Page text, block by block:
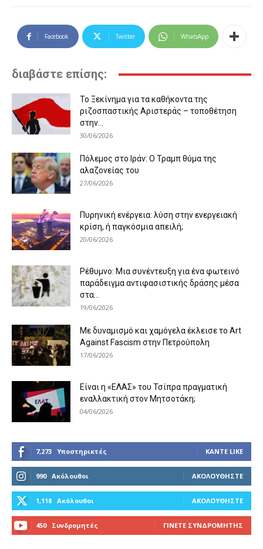
Facebook Twitter WhatsApp
διαβάστε επίσης:
Το Ξεκίνημα για τα καθήκοντα της
ριζοσπαστικής Αριστεράς – τοποθέτηση
στην...
30/06/2026
Πόλεμος στο Ιράν: Ο Τραμπ θύμα της
αλαζονείας του
27/06/2026
Πυρηνική ενέργεια: λύση στην ενεργειακή
κρίση, ή παγκόσμια απειλή;
20/06/2026
Ρέθυμνο: Μια συνέντευξη για ένα φωτεινό
παράδειγμα αντιφασιστικής δράσης μέσα
στα...
19/06/2026
Με δυναμισμό και χαμόγελα έκλεισε το Art
Against Fascism στην Πετρούπολη
17/06/2026
Είναι η «ΕΛΑΣ» του Τσίπρα πραγματική
εναλλακτική στον Μητσοτάκη;
04/06/2026
7,273 Υποστηρικτές ΚΆΝΤΕ LIKE
990 Ακόλουθοι ΑΚΟΛΟΥΘΉΣΤΕ
1,118 Ακόλουθοι ΑΚΟΛΟΥΘΉΣΤΕ
450 Συνδρομητές ΓΊΝΕΤΕ ΣΥΝΔΡΟΜΗΤΉΣ